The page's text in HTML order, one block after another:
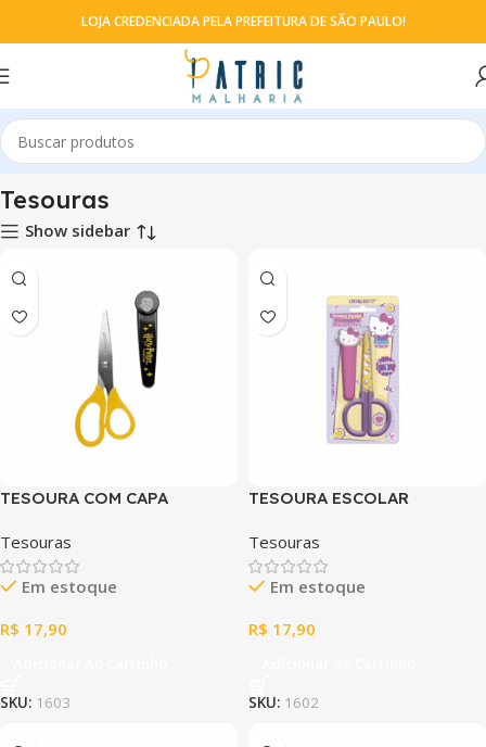
LOJA CREDENCIADA PELA PREFEITURA DE SÃO PAULO!
Início Tesouras
Tesouras
Show sidebar
TESOURA COM CAPA
Tesouras
Em estoque
R$ 17,90
SKU: 1603
TESOURA ESCOLAR
PROTETORA HELLO KITTY
Tesouras
Em estoque
R$ 17,90
SKU: 1602